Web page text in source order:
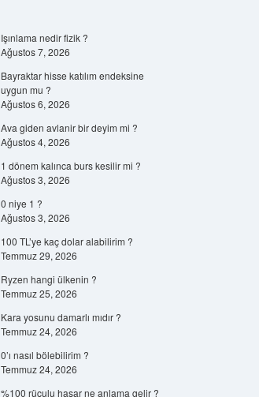
Işınlama nedir fizik ?
Ağustos 7, 2026
Bayraktar hisse katılım endeksine
uygun mu ?
Ağustos 6, 2026
Ava giden avlanir bir deyim mi ?
Ağustos 4, 2026
1 dönem kalınca burs kesilir mi ?
Ağustos 3, 2026
0 niye 1 ?
Ağustos 3, 2026
100 TL’ye kaç dolar alabilirim ?
Temmuz 29, 2026
Ryzen hangi ülkenin ?
Temmuz 25, 2026
Kara yosunu damarlı mıdır ?
Temmuz 24, 2026
0’ı nasıl bölebilirim ?
Temmuz 24, 2026
%100 rüculu hasar ne anlama gelir ?